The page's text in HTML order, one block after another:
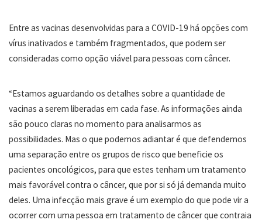
Entre as vacinas desenvolvidas para a COVID-19 há opções com
vírus inativados e também fragmentados, que podem ser
consideradas como opção viável para pessoas com câncer.
“Estamos aguardando os detalhes sobre a quantidade de
vacinas a serem liberadas em cada fase. As informações ainda
são pouco claras no momento para analisarmos as
possibilidades. Mas o que podemos adiantar é que defendemos
uma separação entre os grupos de risco que beneficie os
pacientes oncológicos, para que estes tenham um tratamento
mais favorável contra o câncer, que por si só já demanda muito
deles. Uma infecção mais grave é um exemplo do que pode vir a
ocorrer com uma pessoa em tratamento de câncer que contraia